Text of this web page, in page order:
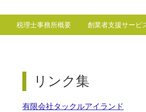
税理士事務所概要 創業者支援サービ
リンク集
有限会社タックルアイランド